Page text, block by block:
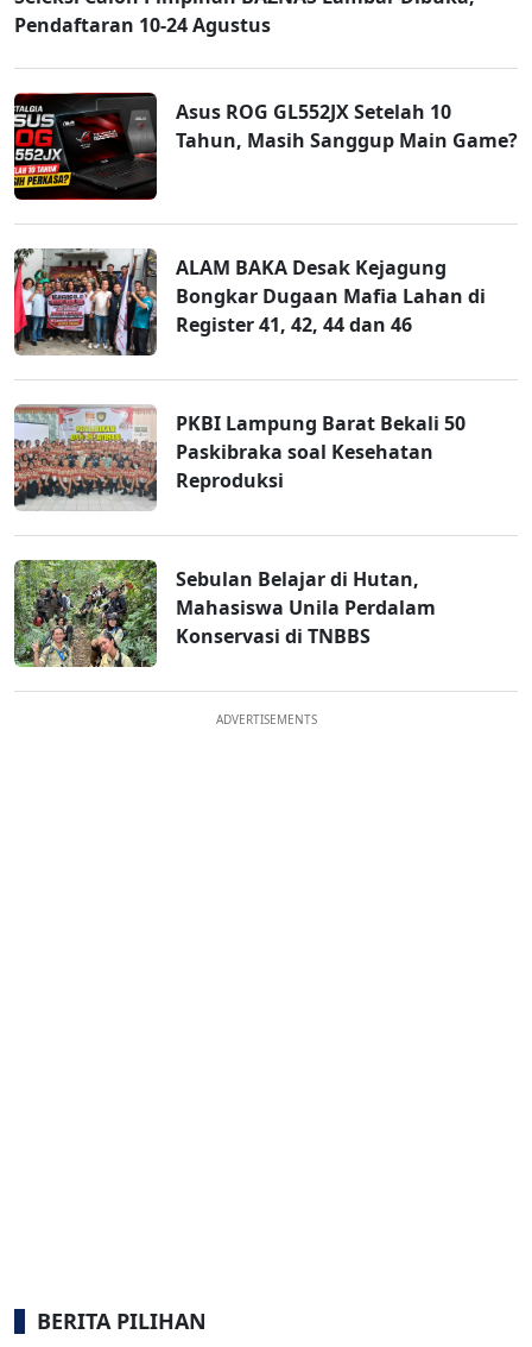
Pendaftaran 10-24 Agustus
Asus ROG GL552JX Setelah 10
Tahun, Masih Sanggup Main Game?
ALAM BAKA Desak Kejagung
Bongkar Dugaan Mafia Lahan di
Register 41, 42, 44 dan 46
PKBI Lampung Barat Bekali 50
Paskibraka soal Kesehatan
Reproduksi
Sebulan Belajar di Hutan,
Mahasiswa Unila Perdalam
Konservasi di TNBBS
ADVERTISEMENTS
BERITA PILIHAN